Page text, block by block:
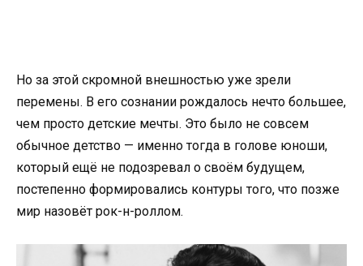
Но за этой скромной внешностью уже зрели
перемены. В его сознании рождалось нечто большее,
чем просто детские мечты. Это было не совсем
обычное детство — именно тогда в голове юноши,
который ещё не подозревал о своём будущем,
постепенно формировались контуры того, что позже
мир назовёт рок-н-роллом.